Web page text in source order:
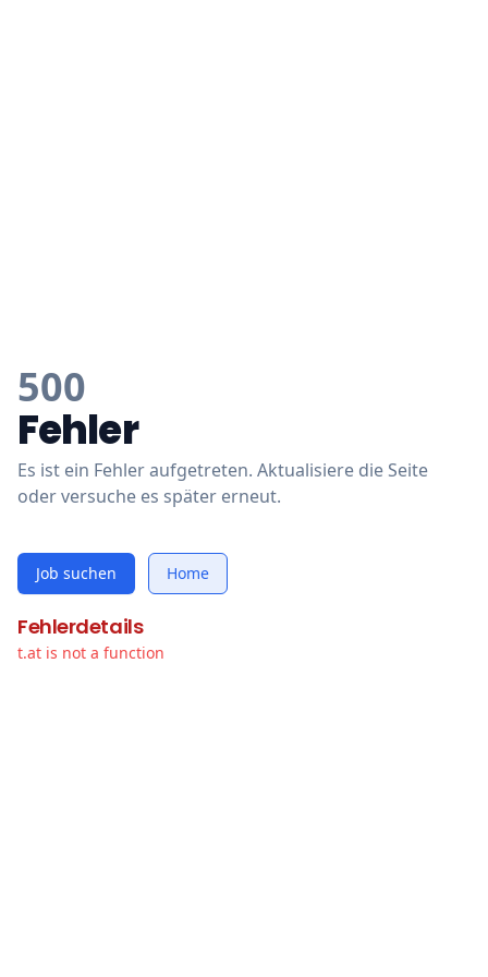
500
Fehler
Es ist ein Fehler aufgetreten. Aktualisiere die Seite
oder versuche es später erneut.
Job suchen Home
Fehlerdetails
t.at is not a function